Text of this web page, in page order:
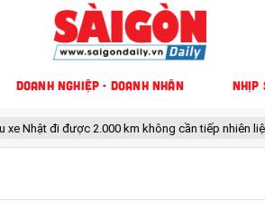
DOANH NGHIỆP - DOANH NHÂN NHỊP
km không cần tiếp nhiên liệu Cách